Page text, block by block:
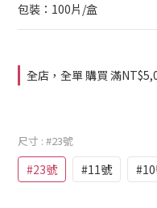
包裝：100片/盒
全店，全單 購買 滿
尺寸 : #23號
#23號 #11號